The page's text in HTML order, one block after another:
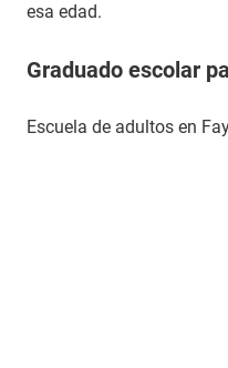
esa edad.
Graduado escolar
Escuela de adultos en